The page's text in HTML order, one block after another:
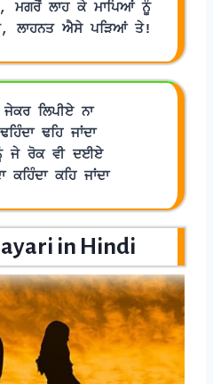
ਮਗਰੋਂ ਲਾਹ ਕੇ ਮਾਪਿਆਂ ਨੂੰ
ਲਾਹਨਤ ਐਸੇ ਪੜਿਆਂ ਤੇ!
ਲਿਪੀਏ ਨਾ
ਢਹਿ ਜਾਂਦਾ
ਜੇ ਰੋਕ ਵੀ ਦਈਏ
ਕਹਿੰਦਾ ਕਹਿ ਜਾਂਦਾ
in Hindi